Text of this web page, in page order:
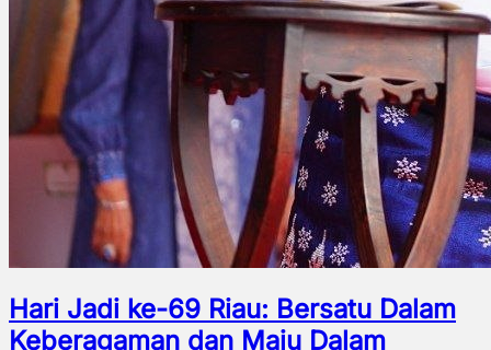
Hari Jadi ke-69 Riau: Bersatu Dalam
Keberagaman dan Maju Dalam